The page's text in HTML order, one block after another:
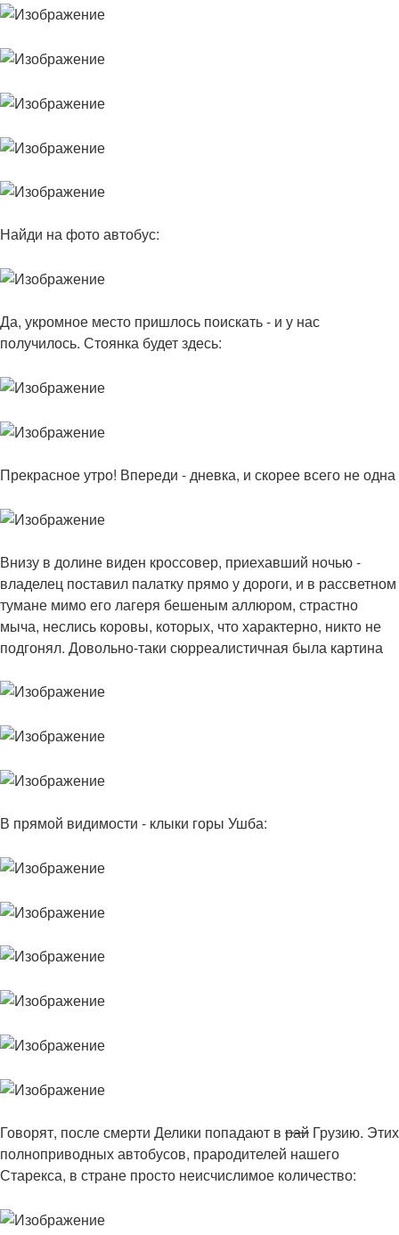
Найди на фото автобус:
Да, укромное место пришлось поискать - и у нас
получилось. Стоянка будет здесь:
Прекрасное утро! Впереди - дневка, и скорее всего не одна
Внизу в долине виден кроссовер, приехавший ночью -
владелец поставил палатку прямо у дороги, и в рассветном
тумане мимо его лагеря бешеным аллюром, страстно
мыча, неслись коровы, которых, что характерно, никто не
подгонял. Довольно-таки сюрреалистичная была картина
В прямой видимости - клыки горы Ушба:
Говорят, после смерти Делики попадают в рай Грузию. Этих
полноприводных автобусов, прародителей нашего
Старекса, в стране просто неисчислимое количество: